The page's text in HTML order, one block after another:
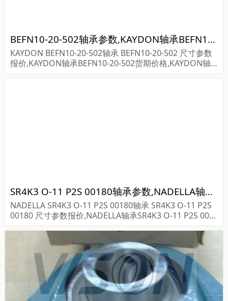
BEFN10-20-502轴承参数,KAYDON轴承BEFN10-20-502重量
KAYDON BEFN10-20-502轴承 BEFN10-20-502 尺寸参数
报价,KAYDON轴承BEFN10-20-502货期价格,KAYDON轴
SR4K3 O-11 P2S 00180轴承参数,NADELLA轴承SR4K3 O-11 P2S 00180重量
NADELLA SR4K3 O-11 P2S 00180轴承 SR4K3 O-11 P2S
00180 尺寸参数报价,NADELLA轴承SR4K3 O-11 P2S 001